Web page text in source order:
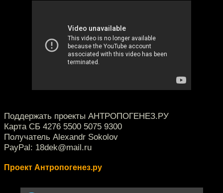
Поддержать проекты АНТРОПОГЕНЕЗ.РУ
Карта СБ 4276 5500 5075 9300
Получатель Alexandr Sokolov
PayPal: 18dek@mail.ru
Проект Антропогенез.ру